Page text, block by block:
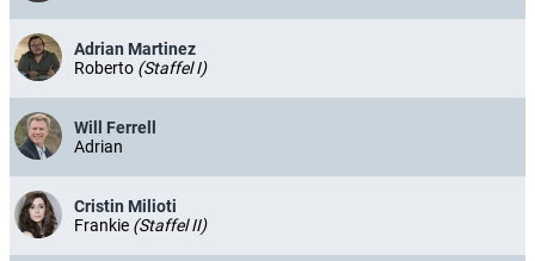
Adrian Martinez
Roberto (Staffel I)
Will Ferrell
Adrian
Cristin Milioti
Frankie (Staffel II)